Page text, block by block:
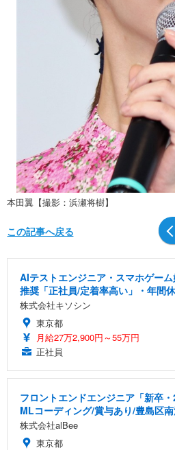
本田翼【撮影：浜瀬将樹】
この記事へ戻る
AIテストエンジニア・スマホゲー
推奨「正社員/定着率高い」・年間
株式会社キソシン
東京都
月給27万2,900円～55万円
正社員
フロントエンドエンジニア「新卒
MLコーディング/賞与あり/豊島区
株式会社alBee
東京都